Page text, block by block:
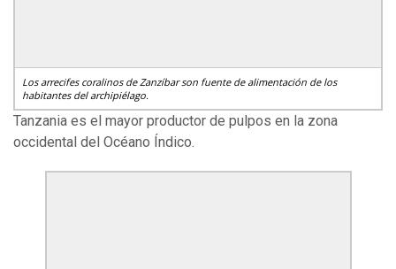
Los arrecifes coralinos de Zanzíbar son fuente de alimentación de los
habitantes del archipiélago.
Tanzania es el mayor productor de pulpos en la zona
occidental del Océano Índico.